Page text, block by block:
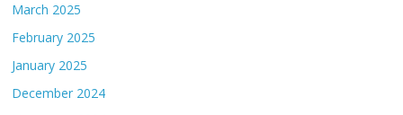
March 2025
February 2025
January 2025
December 2024